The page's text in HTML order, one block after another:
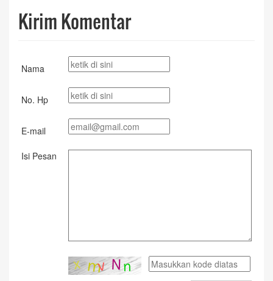
Kirim Komentar
Nama
No. Hp
E-mail
Isi Pesan